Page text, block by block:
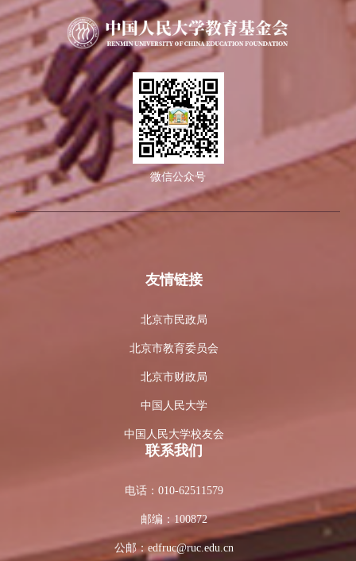
微信公众号
友情链接
北京市民政局
北京市教育委员会
北京市财政局
中国人民大学
中国人民大学校友会
联系我们
电话： 010-62511579
邮编： 100872
公邮： edfruc@ruc.edu.cn